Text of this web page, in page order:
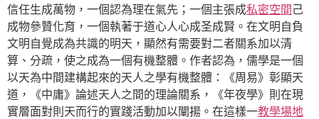
信任生成萬物，一個認為理在氣先；一個主張成私密空間 己
成物參贊化育，一個執著于道心人心成圣成賢。在文明自負
文明自覺成為共識的明天，顯然有需要對二者關系加以清
算、分疏，使之成為一個有機整體。作者認為，儒學是一個
以天為中間建構起來的天人之學有機整體：《周易》彰顯天
道，《中庸》論述天人之間的理論關系，《年夜學》則在現
實層面對則天而行的實踐活動加以闡揚。在這樣一教學場地